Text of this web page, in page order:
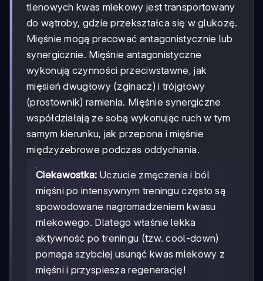
tlenowych kwas mlekowy jest transportowany
do wątroby, gdzie przekształca się w glukozę.
Mięśnie mogą pracować antagonistycznie lub
synergicznie. Mięśnie antagonistyczne
wykonują czynności przeciwstawne, jak
mięsień dwugłowy (zginacz) i trójgłowy
(prostownik) ramienia. Mięśnie synergiczne
współdziałają ze sobą wykonując ruch w tym
samym kierunku, jak przepona i mięśnie
międzyżebrowe podczas oddychania.
Ciekawostka: Uczucie zmęczenia i ból
mięśni po intensywnym treningu często są
spowodowane nagromadzeniem kwasu
mlekowego. Dlatego właśnie lekka
aktywność po treningu (tzw. cool-down)
pomaga szybciej usunąć kwas mlekowy z
mięśni i przyspiesza regenerację!